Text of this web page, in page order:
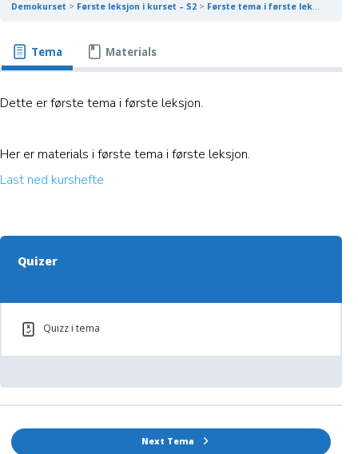
Demokurset Første leksjon i kurset – S2 Første tema i første leksjon
Tema Materials
Dette er første tema i første leksjon.
Her er materials i første tema i første leksjon.
Last ned kurshefte
Quizer
Quizz i tema
Next Tema